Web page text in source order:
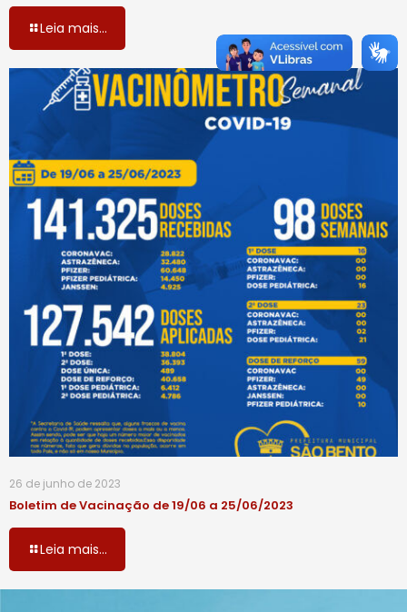
Leia mais...
26 de junho de 2023
Boletim de Vacinação de 19/06 a 25/06/2023
Leia mais...